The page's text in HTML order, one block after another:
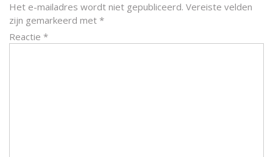
Het e-mailadres wordt niet gepubliceerd. Vereiste velden
zijn gemarkeerd met *
Reactie *